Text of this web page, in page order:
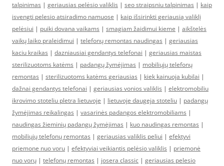
talpinimas | geriausias pelėsio valiklis | seo straipsniu talpinimas | kaip
isvengti pelesio atsiradimo namuose | kaip išsirinkti geriausią valiklį
pelėsiui | puiki dovana vaikams | smagiam žaidimui kieme | aikštelės
vaikų laiko praleidimui | telefonų remontas naudingas | geriausias
kaciu kraikas | dazniausiai gendantys telefonai | geriausias maistas
sterilizuotoms katėms | padangų žymėjimas | mobiliųjų telefonų
remontas | sterilizuotoms katėms geriausias | kiek kainuoja kubilai |
dažnai gendantys telefonai | geriausias vonios valiklis | elektromobiliu
ikrovimo stoteliu pletra lietuvoje | lietuvoje daugeja stoteliu | padangų
žymėjimas reikalingas | vasarinės padangos elektromobiliams |
naudingas žieminių padangų žymėjimas | kuo naudingas remontas |
mobiliųjų telefonų remontas | geriausias valiklis peliui | efektyvi
priemone nuo voru | efektyviai veikiantis pelėsio valiklis | priemonė
nuo vorų | telefonų remontas | josera classic | geriausias pelesio